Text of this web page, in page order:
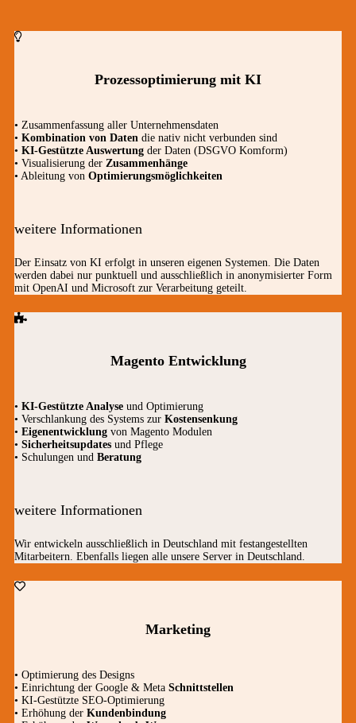
Prozessoptimierung mit KI
• Zusammenfassung aller Unternehmensdaten
• Kombination von Daten die nativ nicht verbunden sind
• KI-Gestützte Auswertung der Daten (DSGVO Komform)
• Visualisierung der Zusammenhänge
• Ableitung von Optimierungsmöglichkeiten
weitere Informationen
Der Einsatz von KI erfolgt in unseren eigenen Systemen. Die Daten
werden dabei nur punktuell und ausschließlich in anonymisierter Form
mit OpenAI und Microsoft zur Verarbeitung geteilt.
Magento Entwicklung
• KI-Gestützte Analyse und Optimierung
• Verschlankung des Systems zur Kostensenkung
• Eigenentwicklung von Magento Modulen
• Sicherheitsupdates und Pflege
• Schulungen und Beratung
weitere Informationen
Wir entwickeln ausschließlich in Deutschland mit festangestellten
Mitarbeitern. Ebenfalls liegen alle unsere Server in Deutschland.
Marketing
• Optimierung des Designs
• Einrichtung der Google & Meta Schnittstellen
• KI-Gestützte SEO-Optimierung
• Erhöhung der Kundenbindung